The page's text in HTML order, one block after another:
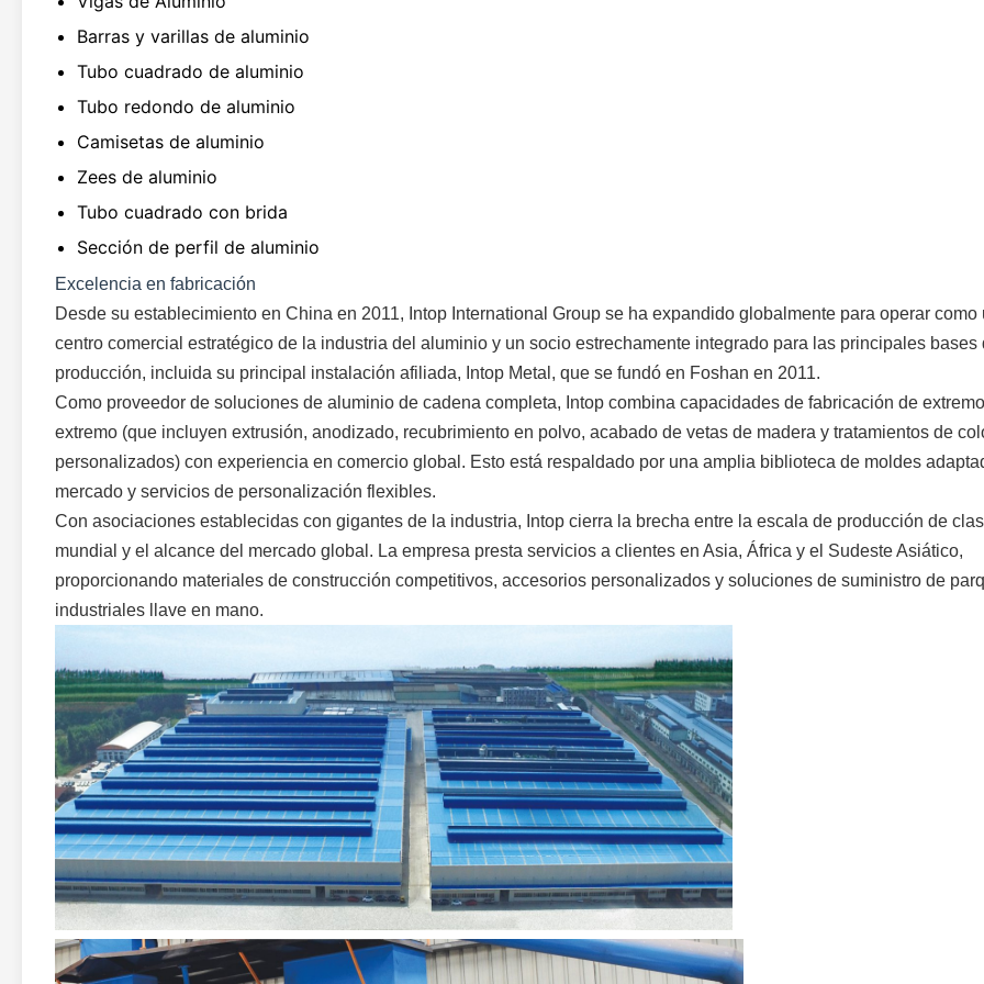
Barras y varillas de aluminio
Tubo cuadrado de aluminio
Tubo redondo de aluminio
Camisetas de aluminio
Zees de aluminio
Tubo cuadrado con brida
Sección de perfil de aluminio
Excelencia en fabricación
Desde su establecimiento en China en 2011, Intop International Group se ha expandido globalmente para operar como
centro comercial estratégico de la industria del aluminio y un socio estrechamente integrado para las principales bases
producción, incluida su principal instalación afiliada, Intop Metal, que se fundó en Foshan en 2011.
Como proveedor de soluciones de aluminio de cadena completa, Intop combina capacidades de fabricación de
extremo (que incluyen extrusión, anodizado, recubrimiento en polvo, acabado de vetas de madera y tratamientos de
personalizados) con experiencia en comercio global. Esto está respaldado por una amplia biblioteca de moldes
mercado y servicios de personalización flexibles.
Con asociaciones establecidas con gigantes de la industria, Intop cierra la brecha entre la escala de producción de
mundial y el alcance del mercado global. La empresa presta servicios a clientes en Asia, África y el Sudeste Asiático,
proporcionando materiales de construcción competitivos, accesorios personalizados y soluciones de suministro de
industriales llave en mano.